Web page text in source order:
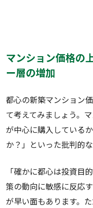
マンション価格の
ー層の増加
都心の新築マンション
て考えてみましょう。
が中心に購入している
か？」といった批判的
「確かに都心は投資目
策の動向に敏感に反応
が早い面もあります。